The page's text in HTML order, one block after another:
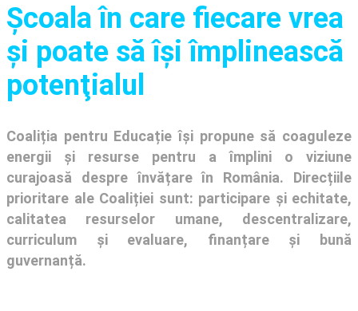
Şcoala în care fiecare vrea
și poate să își împlinească
potenţialul
Coaliția pentru Educație își propune să coaguleze
energii și resurse pentru a împlini o viziune
curajoasă despre învățare în România. Direcțiile
prioritare ale Coaliției sunt: participare și echitate,
calitatea resurselor umane, descentralizare,
curriculum și evaluare, finanțare și bună
guvernanță.